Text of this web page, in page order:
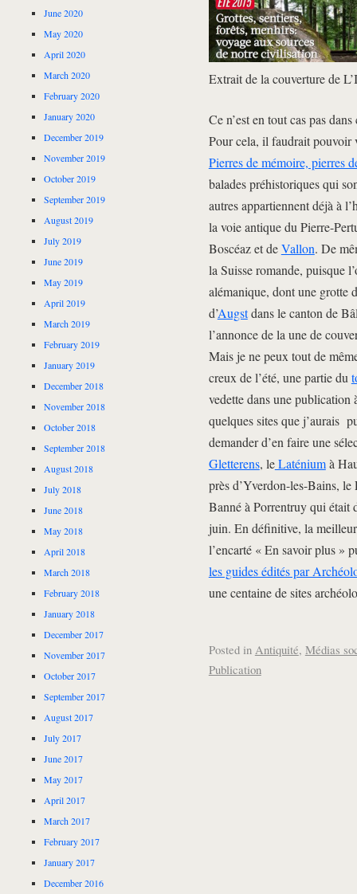
Extrait de la couverture de
Ce n’est en tout cas pas
Pour cela, il faudrait pouvoir
Pierres de mémoire, pierres
balades préhistoriques qui
autres appartiennent déjà à
la voie antique du Pierre-
Boscéaz et deVallon. De
la Suisse romande, puisque
alémanique, dont une grotte
d’Augstdans le canton de
l’annonce de la une de
Mais je ne peux tout de
creux de l’été, une partie du
vedette dans une publication
quelques sites que j’aurais
demander d’en faire une
Gletterens, leLaténiumà
près d’Yverdon-les-Bains,
Banné à Porrentruy qui était
juin. En définitive, la
l’encarté « En savoir plus »
les guides édités par
une centaine de sites
Posted in Antiquité, Médias
Publication
June 2020
May 2020
April 2020
March 2020
February 2020
January 2020
December 2019
November 2019
October 2019
September 2019
August 2019
July 2019
June 2019
May 2019
April 2019
March 2019
February 2019
January 2019
December 2018
November 2018
October 2018
September 2018
August 2018
July 2018
June 2018
May 2018
April 2018
March 2018
February 2018
January 2018
December 2017
November 2017
October 2017
September 2017
August 2017
July 2017
June 2017
May 2017
April 2017
March 2017
February 2017
January 2017
December 2016